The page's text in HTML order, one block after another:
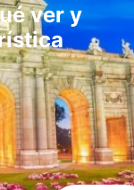
ver y